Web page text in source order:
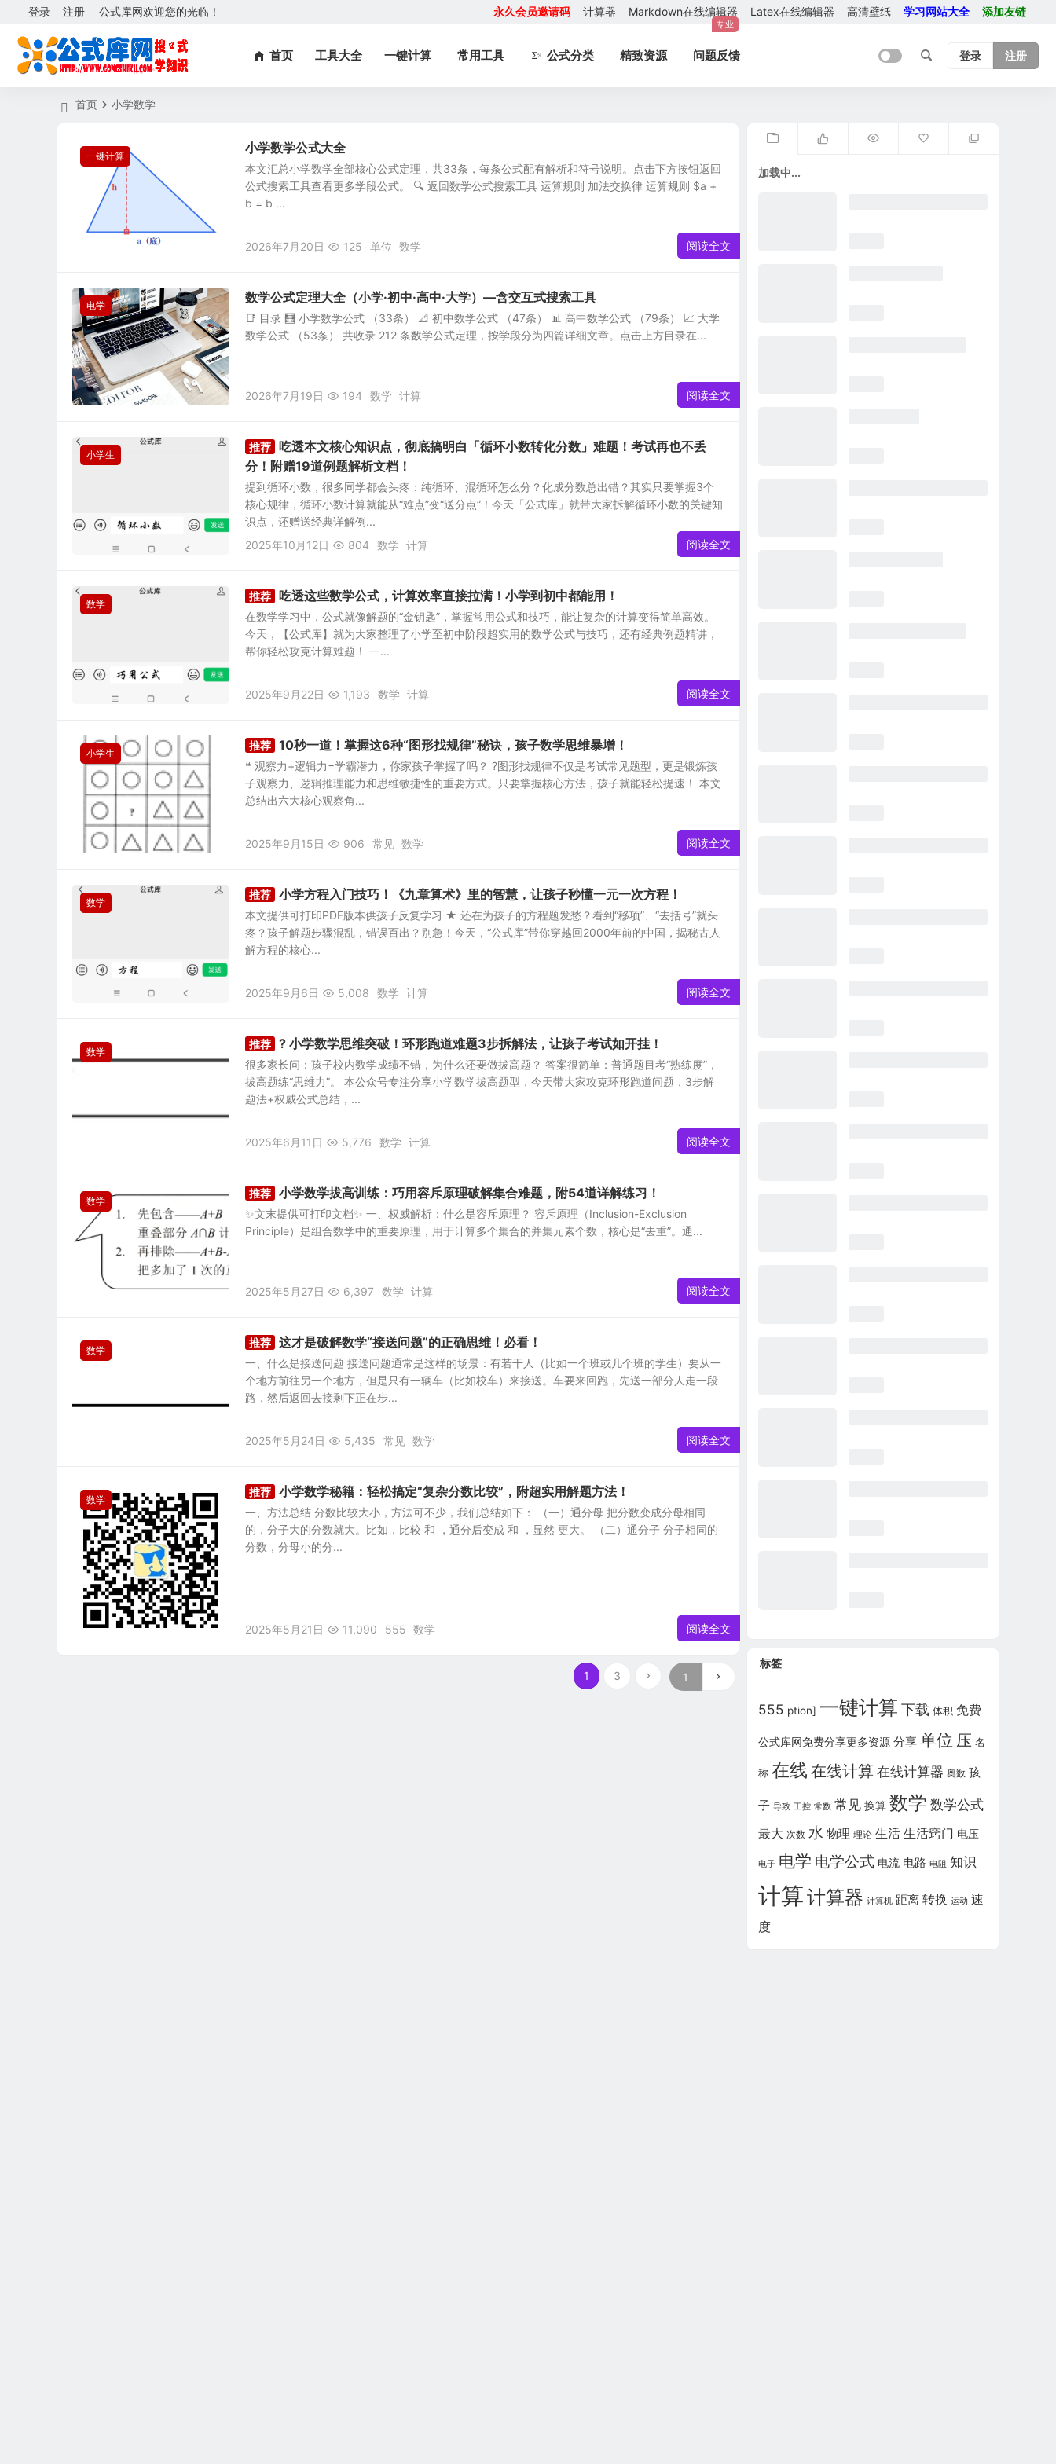
公式库网欢迎您的光临！
登录 注册 永久会员邀请码 计算器 Markdown在线编辑器
专业
Latex在线编辑器 高清壁纸 学习网站大全 添加友链
首页 工具大全 一键计算 常用工具 公式分类 精致资源 问题反馈 登录 注册
首页 小学数学
一键计算
小学数学公式大全
本文汇总小学数学全部核心公式定理，共33条，每条公式配有解析和符号说明。点击下方按钮返回
公式搜索工具查看更多学段公式。 🔍 返回数学公式搜索工具 运算规则 加法交换律 运算规则 $a +
b = b ...
2026年7月20日 125 单位 数学 阅读全文
电学
数学公式定理大全（小学·初中·高中·大学）—含交互式搜索工具
📑 目录 🧮 小学数学公式 （33条） 📐 初中数学公式 （47条） 📊 高中数学公式 （79条） 📈 大学
数学公式 （53条） 共收录 212 条数学公式定理，按学段分为四篇详细文章。点击上方目录在...
2026年7月19日 194 数学 计算 阅读全文
小学生
推荐 吃透本文核心知识点，彻底搞明白「循环小数转化分数」难题！考试再也不丢
分！附赠19道例题解析文档！
提到循环小数，很多同学都会头疼：纯循环、混循环怎么分？化成分数总出错？其实只要掌握3个
核心规律，循环小数计算就能从“难点”变“送分点”！今天「公式库」就带大家拆解循环小数的关键知
识点，还赠送经典详解例...
2025年10月12日
804 数学 计算 阅读全文
数学
推荐 吃透这些数学公式，计算效率直接拉满！小学到初中都能用！
在数学学习中，公式就像解题的“金钥匙”，掌握常用公式和技巧，能让复杂的计算变得简单高效。
今天，【公式库】就为大家整理了小学至初中阶段超实用的数学公式与技巧，还有经典例题精讲，
帮你轻松攻克计算难题！ 一...
2025年9月22日 1,193 数学 计算 阅读全文
小学生
推荐 10秒一道！掌握这6种“图形找规律”秘诀，孩子数学思维暴增！
❝ 观察力+逻辑力=学霸潜力，你家孩子掌握了吗？ ?图形找规律不仅是考试常见题型，更是锻炼孩
子观察力、逻辑推理能力和思维敏捷性的重要方式。只要掌握核心方法，孩子就能轻松提速！ 本文
总结出六大核心观察角...
2025年9月15日 906 常见 数学 阅读全文
数学
推荐 小学方程入门技巧！《九章算术》里的智慧，让孩子秒懂一元一次方程！
本文提供可打印PDF版本供孩子反复学习 ★ 还在为孩子的方程题发愁？看到“移项”、“去括号”就头
疼？孩子解题步骤混乱，错误百出？别急！今天，“公式库”带你穿越回2000年前的中国，揭秘古人
解方程的核心...
2025年9月6日 5,008 数学 计算 阅读全文
数学
推荐 ? 小学数学思维突破！环形跑道难题3步拆解法，让孩子考试如开挂！
很多家长问：孩子校内数学成绩不错，为什么还要做拔高题？ 答案很简单：普通题目考“熟练度”，
拔高题练“思维力”。 本公众号专注分享小学数学拔高题型，今天带大家攻克环形跑道问题，3步解
题法+权威公式总结，...
2025年6月11日 5,776 数学 计算 阅读全文
数学
推荐 小学数学拔高训练：巧用容斥原理破解集合难题，附54道详解练习！
✨文末提供可打印文档✨ 一、权威解析：什么是容斥原理？ 容斥原理（Inclusion-Exclusion
Principle）是组合数学中的重要原理，用于计算多个集合的并集元素个数，核心是“去重”。通...
2025年5月27日 6,397 数学 计算 阅读全文
数学
推荐 这才是破解数学“接送问题”的正确思维！必看！
一、什么是接送问题 接送问题通常是这样的场景：有若干人（比如一个班或几个班的学生）要从一
个地方前往另一个地方，但是只有一辆车（比如校车）来接送。车要来回跑，先送一部分人走一段
路，然后返回去接剩下正在步...
2025年5月24日 5,435 常见 数学 阅读全文
数学
推荐 小学数学秘籍：轻松搞定“复杂分数比较”，附超实用解题方法！
一、方法总结 分数比较大小，方法可不少，我们总结如下： （一）通分母 把分数变成分母相同
的，分子大的分数就大。比如，比较 和 ，通分后变成 和 ，显然 更大。 （二）通分子 分子相同的
分数，分母小的分...
2025年5月21日 11,090 555 数学 阅读全文
1 3
加载中...
标签
555 ption] 一键计算 下载 体积 免费
公式库网免费分享更多资源 分享 单位 压 名
称 在线 在线计算 在线计算器 奥数 孩
子 导致 工控 常数 常见 换算 数学 数学公式
最大 次数 水 物理 理论 生活 生活窍门 电压
电子 电学 电学公式 电流 电路 电阻 知识
计算计算器 计算机 距离 转换 运动 速
度